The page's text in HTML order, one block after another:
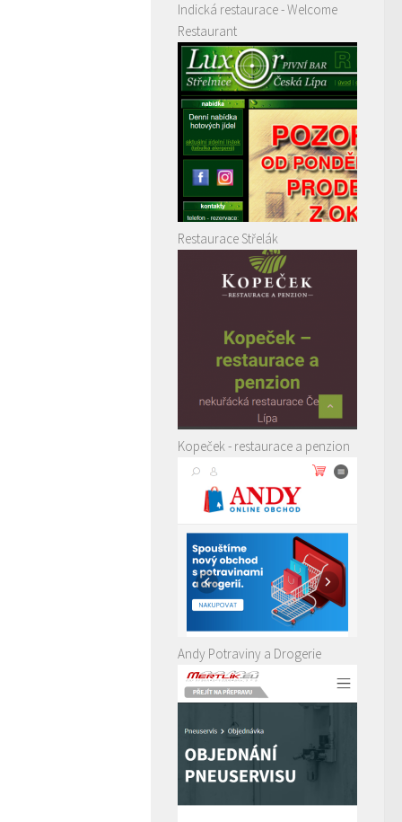
Indická restaurace - Welcome
Restaurant
Restaurace Střelák
Kopeček - restaurace a penzion
Andy Potraviny a Drogerie